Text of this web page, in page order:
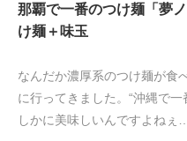
那覇で一番のつけ麺「夢
け麺＋味玉
なんだか濃厚系のつけ麺が食
に行ってきました。“沖縄で
しかに美味しいんですよねぇ…